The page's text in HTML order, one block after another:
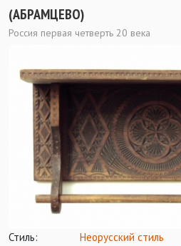
(АБРАМЦЕВО)
Россия первая четверть 20 века
Стиль:
Неорусский стиль